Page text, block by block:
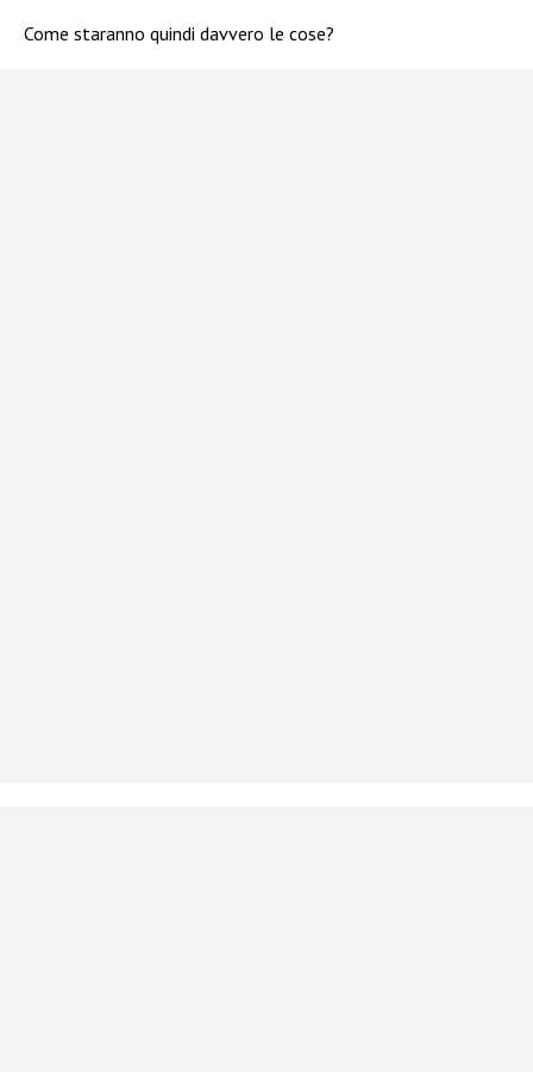
Come staranno quindi davvero le cose?